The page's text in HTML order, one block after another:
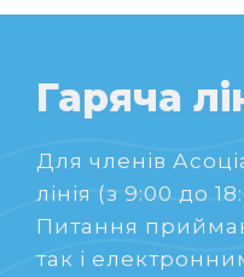
Гаряча
Для членів
лінія (з 9:00 до
Питання
так і